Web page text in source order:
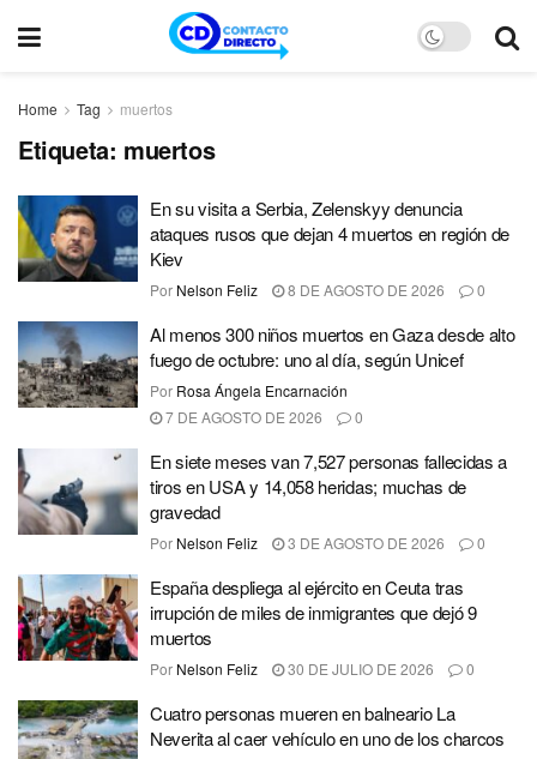
Home Tag muertos
Etiqueta: muertos
En su visita a Serbia, Zelenskyy denuncia
ataques rusos que dejan 4 muertos en región de
Kiev
Por Nelson Feliz 8 DE AGOSTO DE 2026 0
Al menos 300 niños muertos en Gaza desde alto
fuego de octubre: uno al día, según Unicef
Por Rosa Ángela Encarnación
7 DE AGOSTO DE 2026
0
En siete meses van 7,527 personas fallecidas a
tiros en USA y 14,058 heridas; muchas de
gravedad
Por Nelson Feliz 3 DE AGOSTO DE 2026 0
España despliega al ejército en Ceuta tras
irrupción de miles de inmigrantes que dejó 9
muertos
Por Nelson Feliz 30 DE JULIO DE 2026 0
Cuatro personas mueren en balneario La
Neverita al caer vehículo en uno de los charcos